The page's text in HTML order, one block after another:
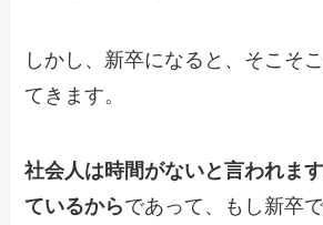
しかし、新卒になると、そこそ
てきます。
社会人は時間がないと言われま
ているからであって、もし新卒